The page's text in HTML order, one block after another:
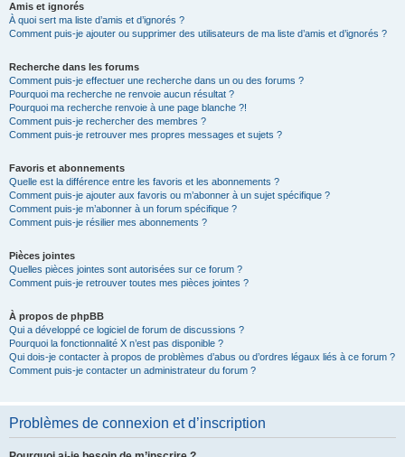
Amis et ignorés
À quoi sert ma liste d’amis et d’ignorés ?
Comment puis-je ajouter ou supprimer des utilisateurs de ma liste d’amis et d’ignorés ?
Recherche dans les forums
Comment puis-je effectuer une recherche dans un ou des forums ?
Pourquoi ma recherche ne renvoie aucun résultat ?
Pourquoi ma recherche renvoie à une page blanche ?!
Comment puis-je rechercher des membres ?
Comment puis-je retrouver mes propres messages et sujets ?
Favoris et abonnements
Quelle est la différence entre les favoris et les abonnements ?
Comment puis-je ajouter aux favoris ou m’abonner à un sujet spécifique ?
Comment puis-je m’abonner à un forum spécifique ?
Comment puis-je résilier mes abonnements ?
Pièces jointes
Quelles pièces jointes sont autorisées sur ce forum ?
Comment puis-je retrouver toutes mes pièces jointes ?
À propos de phpBB
Qui a développé ce logiciel de forum de discussions ?
Pourquoi la fonctionnalité X n’est pas disponible ?
Qui dois-je contacter à propos de problèmes d’abus ou d’ordres légaux liés à ce forum ?
Comment puis-je contacter un administrateur du forum ?
Problèmes de connexion et d’inscription